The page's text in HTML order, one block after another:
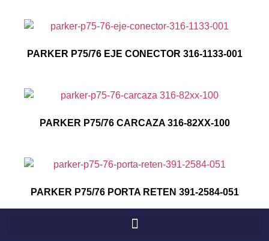
PARKER P75/76 EJE CONECTOR 316-1133-001
PARKER P75/76 CARCAZA 316-82XX-100
PARKER P75/76 PORTA RETEN 391-2584-051